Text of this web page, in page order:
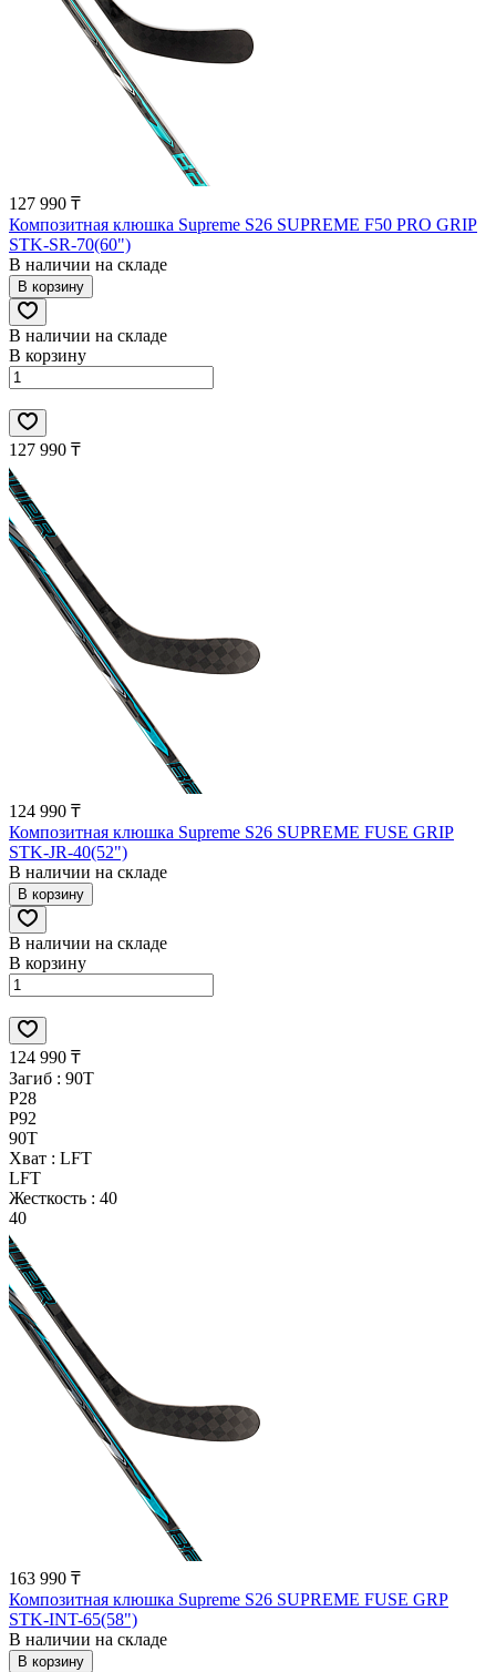
127 990 ₸
Композитная клюшка Supreme S26 SUPREME F50 PRO GRIP
STK-SR-70(60")
В наличии на складе
В корзину
В наличии на складе
В корзину
127 990 ₸
124 990 ₸
Композитная клюшка Supreme S26 SUPREME FUSE GRIP
STK-JR-40(52")
В наличии на складе
В корзину
В наличии на складе
В корзину
124 990 ₸
Загиб : 90T
P28
P92
90T
Хват : LFT
LFT
Жесткость : 40
40
163 990 ₸
Композитная клюшка Supreme S26 SUPREME FUSE GRP
STK-INT-65(58")
В наличии на складе
В корзину